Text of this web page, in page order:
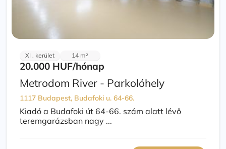
XI . kerület 14 m²
20.000 HUF/hónap
Metrodom River - Parkolóhely
1117 Budapest, Budafoki u. 64-66.
Kiadó a Budafoki út 64-66. szám alatt lévő
teremgarázsban nagy ...